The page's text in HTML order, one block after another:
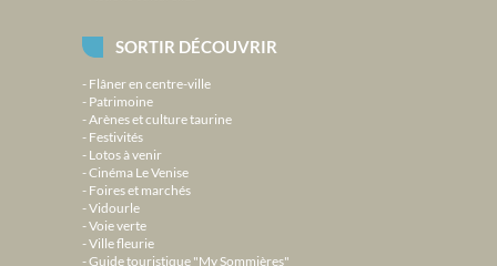
SORTIR DÉCOUVRIR
Flâner en centre-ville
Patrimoine
Arènes et culture taurine
Festivités
Lotos à venir
Cinéma Le Venise
Foires et marchés
Vidourle
Voie verte
Ville fleurie
Guide touristique "My Sommières"